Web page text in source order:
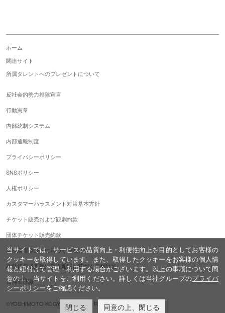
ホーム
関連サイト
所属タレントへのプレゼントについて
反社会的勢力排除宣言
行動憲章
内部統制システム
内部通報制度
プライバシーポリシー
SNSポリシー
人権ポリシー
カスタマーハラスメント対策基本方針
チケット販売および観劇約款
団体チケット販売約款
女性活躍推進法に基づく行動計画
次世代育成支援対策推進法に基づく行動計画
警備業標識
©YOSHIMOTO KOGYO,ALL Rights Reserved.
当サイトでは、サービスの品質向上・利便性向上を目的としてお客様の
クッキーを取得しています。また、取得したクッキーをお客様の個人情
報と紐付けて管理・利用する場合がございます。以上の事項について同
意の上、当サイトをご利用ください。詳しくは当社グループのプライバ
シーポリシーをご確認ください。
閉じる 同意の上、閉じる